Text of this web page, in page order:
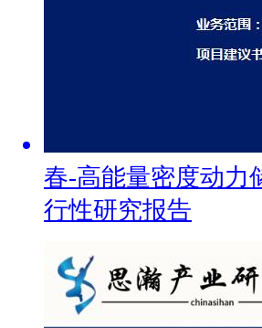
春-高能量密度动力
行性研究报告